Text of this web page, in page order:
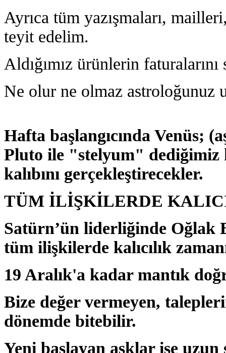
Ayrıca tüm yazışmaları,
teyit edelim.
Aldığımız ürünlerin faturalarını
Ne olur ne olmaz astroloğunuz
Hafta başlangıcında Venüs;
Pluto ile "stelyum" dediğimiz
kalıbını gerçekleştirecekler.
TÜM İLİŞKİLERDE
Satürn’ün liderliğinde Oğlak
tüm ilişkilerde kalıcılık
19 Aralık'a kadar mantık
Bize değer vermeyen,
dönemde bitebilir.
Yeni başlayan aşklar ise